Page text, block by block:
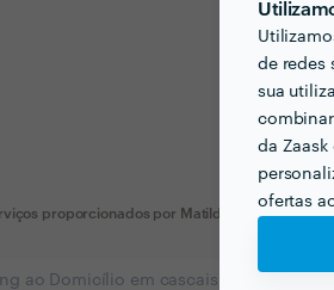
de redes
sua
da
ofertas
proporcionados por Matilde do Carmo
ao Domicílio em cascais